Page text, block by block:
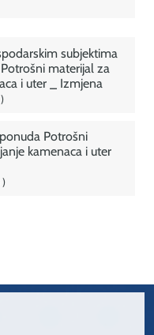
subjektima
materijal za
i uter _ Izmjena
Potrošni
kamenaca i uter